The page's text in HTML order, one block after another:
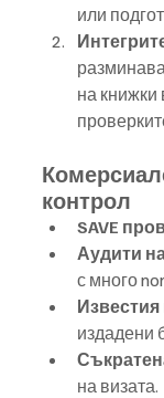
или
на книжки
контрол
SAVE
Аудити
с много
издадени
на визата.